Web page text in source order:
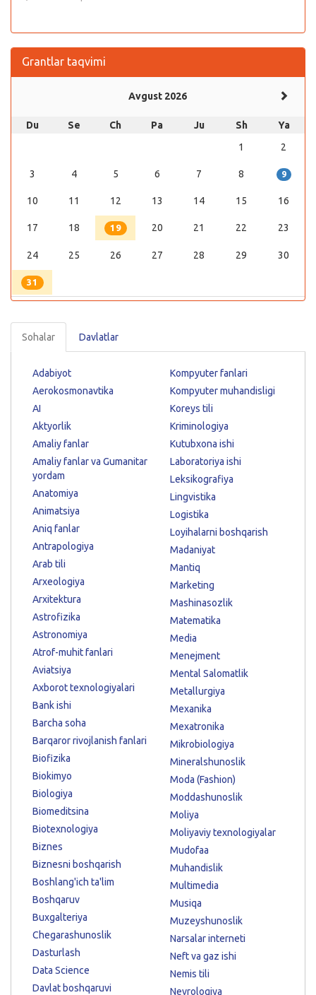
Grantlar taqvimi
Avgust 2026
Du Se Ch Pa Ju Sh
Ya
1
2
3 4 5 6 7 8 9
10 11 12 13 14 15 16
17 18 19 20 21 22 23
24 25 26 27 28 29 30
31
Sohalar Davlatlar
Adabiyot
Aerokosmonavtika
AI
Aktyorlik
Amaliy fanlar
Amaliy fanlar va Gumanitar
yordam
Anatomiya
Animatsiya
Aniq fanlar
Antrapologiya
Arab tili
Arxeologiya
Arxitektura
Astrofizika
Astronomiya
Atrof-muhit fanlari
Aviatsiya
Axborot texnologiyalari
Bank ishi
Barcha soha
Barqaror rivojlanish fanlari
Biofizika
Biokimyo
Biologiya
Biomeditsina
Biotexnologiya
Biznes
Biznesni boshqarish
Boshlang'ich ta'lim
Boshqaruv
Buxgalteriya
Chegarashunoslik
Dasturlash
Data Science
Davlat boshqaruvi
Kompyuter fanlari
Kompyuter muhandisligi
Koreys tili
Kriminologiya
Kutubxona ishi
Laboratoriya ishi
Leksikografiya
Lingvistika
Logistika
Loyihalarni boshqarish
Madaniyat
Mantiq
Marketing
Mashinasozlik
Matematika
Media
Menejment
Mental Salomatlik
Metallurgiya
Mexanika
Mexatronika
Mikrobiologiya
Mineralshunoslik
Moda (Fashion)
Moddashunoslik
Moliya
Moliyaviy texnologiyalar
Mudofaa
Muhandislik
Multimedia
Musiqa
Muzeyshunoslik
Narsalar interneti
Neft va gaz ishi
Nemis tili
Nevrologiya